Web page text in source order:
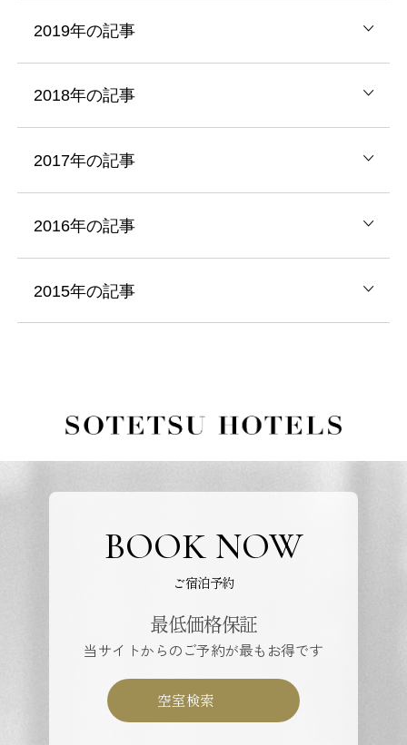
2019年の記事
2018年の記事
2017年の記事
2016年の記事
2015年の記事
BOOK NOW
ご宿泊予約
最低価格保証
当サイトからのご予約が最もお得です
空室検索